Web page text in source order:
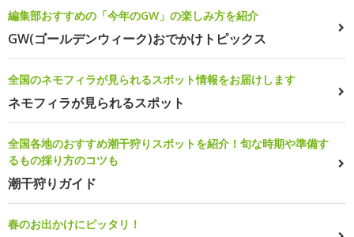
編集部おすすめの「今年のGW」の楽しみ方を紹介
GW(ゴールデンウィーク)おでかけトピックス
全国のネモフィラが見られるスポット情報をお届けします
ネモフィラが見られるスポット
全国各地のおすすめ潮干狩りスポットを紹介！旬な時期や準備す
るもの採り方のコツも
潮干狩りガイド
春のお出かけにピッタリ！